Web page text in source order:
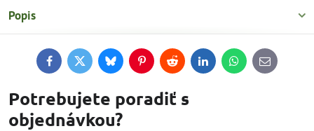
Popis
FacebookTwitterBlueskyPinterestReddit LinkedInWhatsApp
E-
mail
Potrebujete poradiť s
objednávkou?